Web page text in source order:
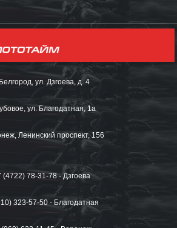
ул. Дзгоева, д. 4
ул. Благодатная, 1а
Ленинский проспект, 156
(4722) 78-31-78 - Дзгоева
323-57-50 - Благодатная